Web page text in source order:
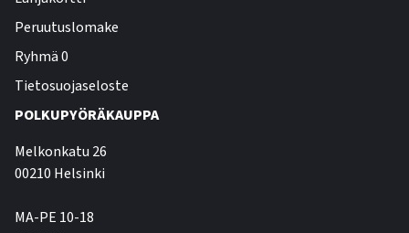
Peruutuslomake
Ryhmä 0
Tietosuojaseloste
POLKUPYÖRÄKAUPPA
Melkonkatu 26
00210 Helsinki
MA-PE 10-18